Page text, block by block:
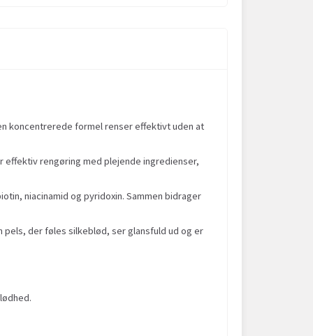
koncentrerede formel renser effektivt uden at
effektiv rengøring med plejende ingredienser,
niacinamid og pyridoxin. Sammen bidrager
der føles silkeblød, ser glansfuld ud og er